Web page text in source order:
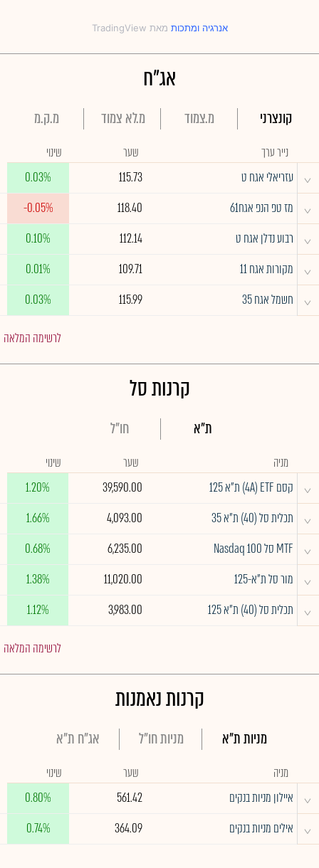
אנרגיה ‎ו‎ מתכות
אג"ח
קונצרני מ.צמוד מ.לא צמוד מ.ק.מ
נייר ערך שער שינוי
^ עזריאלי אגח ט 115.73
0.03%
^ מז טפ הנפ אגח61 118.40
-0.05%
^ רבוע נדלן אגח ט 112.14
0.10%
^ מקורות אגח 11 109.71
0.01%
^ חשמל אגח 35 115.99
0.03%
לרשימה המלאה
קרנות סל
ת"א חו"ל
מניה שער שינוי
^ קסם 4A) ETF) ת"א 125 39,590.00
1.20%
^ תכלית סל (40) ת"א 35 4,093.00
1.66%
^ MTF סל Nasdaq 100 6,235.00
0.68%
^ מור סל ת"א-125 11,020.00
1.38%
^ תכלית סל (40) ת"א 125 3,983.00
1.12%
לרשימה המלאה
קרנות נאמנות
מניות ת"א מניות חו"ל אג"ח ת"א
מניה שער שינוי
^ איילון מניות בנקים 561.42
0.80%
^ אילים מניות בנקים 364.09
0.74%